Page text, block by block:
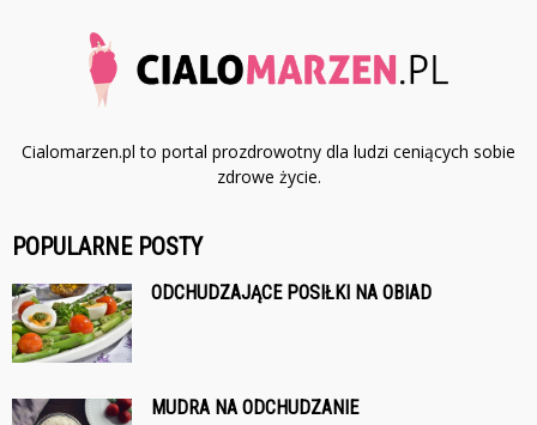
Cialomarzen.pl to portal prozdrowotny dla ludzi ceniących sobie
zdrowe życie.
POPULARNE POSTY
ODCHUDZAJĄCE POSIŁKI NA OBIAD
MUDRA NA ODCHUDZANIE